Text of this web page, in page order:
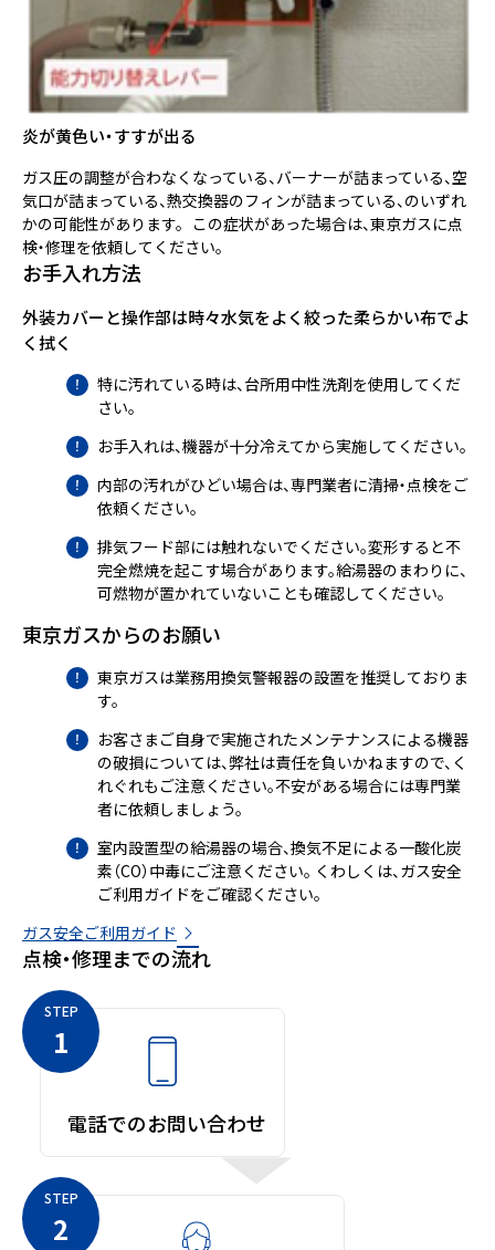
炎が黄色い・すすが出る
ガス圧の調整が合わなくなっている、バーナーが詰まっている、空
気口が詰まっている、熱交換器のフィンが詰まっている、のいずれ
かの可能性があります。 この症状があった場合は、東京ガスに点
検・修理を依頼してください。
お手入れ方法
外装カバーと操作部は時々水気をよく絞った柔らかい布でよ
く拭く
特に汚れている時は、台所用中性洗剤を使用してくだ
さい。
お手入れは、機器が十分冷えてから実施してください。
内部の汚れがひどい場合は、専門業者に清掃・点検をご
依頼ください。
排気フード部には触れないでください。変形すると不
完全燃焼を起こす場合があります。給湯器のまわりに、
可燃物が置かれていないことも確認してください。
東京ガスからのお願い
東京ガスは業務用換気警報器の設置を推奨しておりま
す。
お客さまご自身で実施されたメンテナンスによる機器
の破損については、弊社は責任を負いかねますので、く
れぐれもご注意ください。不安がある場合には専門業
者に依頼しましょう。
室内設置型の給湯器の場合、換気不足による一酸化炭
素（CO）中毒にご注意ください。 くわしくは、ガス安全
ご利用ガイドをご確認ください。
ガス安全ご利用ガイド
⁩点検・修理までの流れ
STEP
1
電話でのお問い合わせ
STEP
2